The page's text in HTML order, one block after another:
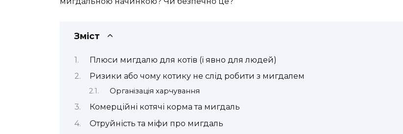
Зміст
Плюси мигдалю для котів (і явно для людей)
Ризики або чому котику не слід робити з мигдалем
Організація харчування
Комерційні котячі корма та мигдаль
Отруйність та міфи про мигдаль